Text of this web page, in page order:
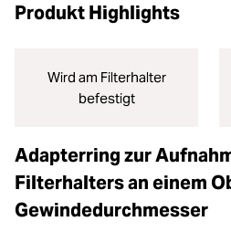
Produkt Highlights
Wird am Filterhalter
befestigt
Adapterring zur
Filterhalters an einem
Gewindedurchmesser